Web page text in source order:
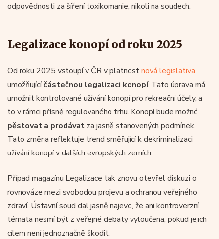
odpovědnosti za šíření toxikomanie, nikoli na soudech.
Legalizace konopí od roku 2025
Od roku 2025 vstoupí v ČR v platnostnová legislativa
umožňujícíčástečnou legalizaci konopí. Tato úprava má
umožnit kontrolované užívání konopí pro rekreační účely, a
to v rámci přísně regulovaného trhu. Konopí bude možné
pěstovat a prodávat za jasně stanovených podmínek.
Tato změna reflektuje trend směřující k dekriminalizaci
užívání konopí v dalších evropských zemích.
Případ magazínu Legalizace tak znovu otevřel diskuzi o
rovnováze mezi svobodou projevu a ochranou veřejného
zdraví. Ústavní soud dal jasně najevo, že ani kontroverzní
témata nesmí být z veřejné debaty vyloučena, pokud jejich
cílem není jednoznačně škodit.